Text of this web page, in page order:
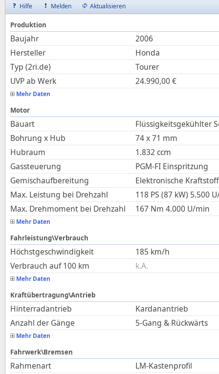
Hilfe
Melden Aktualisieren
Produktion
Baujahr
2006
Hersteller
Honda
Typ (2ri.de)
Tourer
UVP ab Werk
24.990,00€
Mehr Daten
Motor
Bauart
Flüssigkeitsgekühlter
Bohrung x Hub
74x71 mm
Hubraum
1.832 ccm
Gassteuerung
PGM-FI Einspritzung
Gemischaufbereitung
Elektronische
Max. Leistung bei Drehzahl
118 PS (87 kW) 5.500
Max. Drehmoment bei Drehzahl
167 Nm 4.000 U/min
Mehr Daten
Fahrleistung\Verbrauch
Höchstgeschwindigkeit 185 km/h
Verbrauch auf 100 km
k.A.
Mehr Daten
Kraftübertragung\Antrieb
Hinterradantrieb
Kardanantrieb
Anzahl der Gänge
5-Gang & Rückwärts
Mehr Daten
Fahrwerk\Bremsen
Rahmenart
LM-Kastenprofil